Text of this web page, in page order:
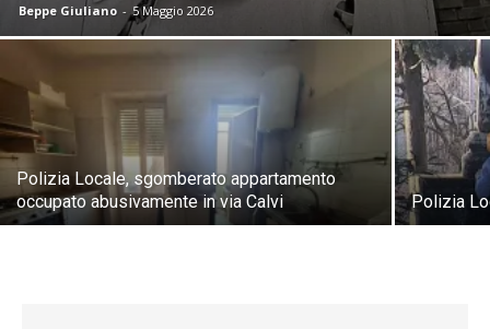
Beppe Giuliano - 5 Maggio 2026
Polizia Locale, sgomberato appartamento
occupato abusivamente in via Calvi
Polizia